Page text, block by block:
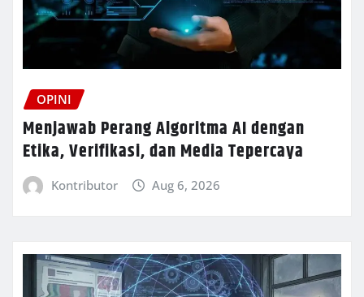
OPINI
Menjawab Perang Algoritma AI dengan
Etika, Verifikasi, dan Media Tepercaya
Kontributor Aug 6, 2026